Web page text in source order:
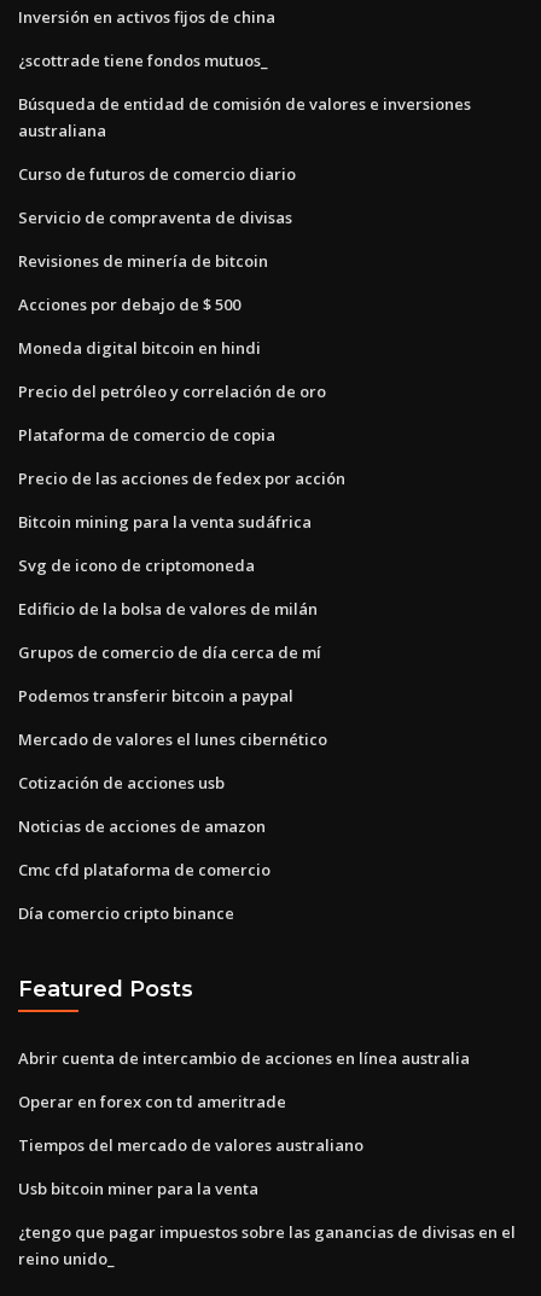
Inversión en activos fijos de china
¿scottrade tiene fondos mutuos_
Búsqueda de entidad de comisión de valores e inversiones
australiana
Curso de futuros de comercio diario
Servicio de compraventa de divisas
Revisiones de minería de bitcoin
Acciones por debajo de $ 500
Moneda digital bitcoin en hindi
Precio del petróleo y correlación de oro
Plataforma de comercio de copia
Precio de las acciones de fedex por acción
Bitcoin mining para la venta sudáfrica
Svg de icono de criptomoneda
Edificio de la bolsa de valores de milán
Grupos de comercio de día cerca de mí
Podemos transferir bitcoin a paypal
Mercado de valores el lunes cibernético
Cotización de acciones usb
Noticias de acciones de amazon
Cmc cfd plataforma de comercio
Día comercio cripto binance
Featured Posts
Abrir cuenta de intercambio de acciones en línea australia
Operar en forex con td ameritrade
Tiempos del mercado de valores australiano
Usb bitcoin miner para la venta
¿tengo que pagar impuestos sobre las ganancias de divisas en el
reino unido_